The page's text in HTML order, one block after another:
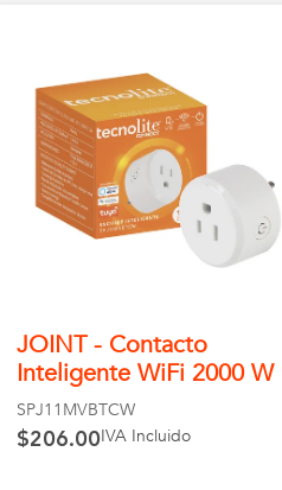
JOINT - Contacto
Inteligente WiFi 2000 W
SPJ11MVBTCW
$206.00IVA Incluido